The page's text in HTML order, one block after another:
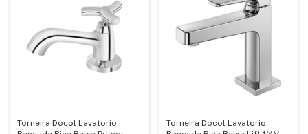
Torneira Docol Lavatorio
Torneira Docol Lavatorio